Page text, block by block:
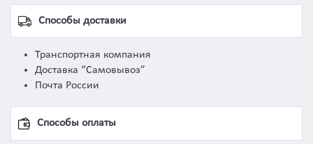
Способы доставки
Транспортная компания
Доставка “Самовывоз”
Почта России
Способы оплаты